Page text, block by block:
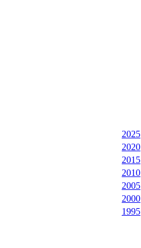
2025
2020
2015
2010
2005
2000
1995